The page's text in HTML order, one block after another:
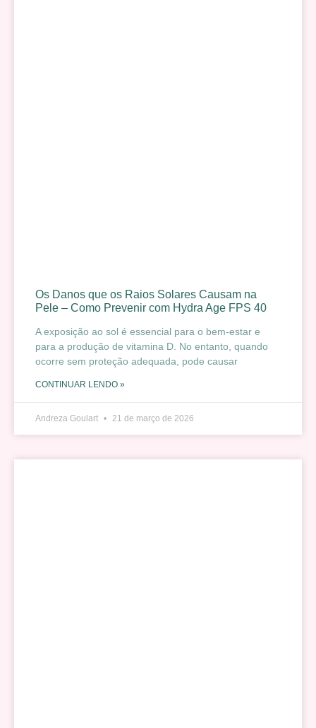
Os Danos que os Raios Solares Causam na
Pele – Como Prevenir com Hydra Age FPS 40
A exposição ao sol é essencial para o bem-estar e
para a produção de vitamina D. No entanto, quando
ocorre sem proteção adequada, pode causar
CONTINUAR LENDO »
Andreza Goulart 21 de março de 2026